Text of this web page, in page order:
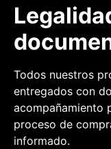
Todos nuestros
entregados con
acompañamiento
proceso de
informado.